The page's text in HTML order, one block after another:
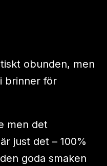
obunden, men
brinner för
men det
just det – 100%
goda smaken